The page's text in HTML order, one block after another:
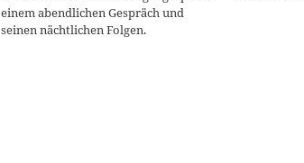
einem abendlichen Gespräch und
seinen nächtlichen Folgen.